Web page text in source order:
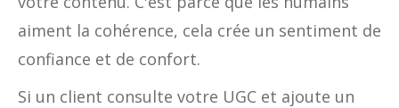
aiment la cohérence, cela crée un sentiment de
confiance et de confort.
Si un client consulte votre UGC et ajoute un